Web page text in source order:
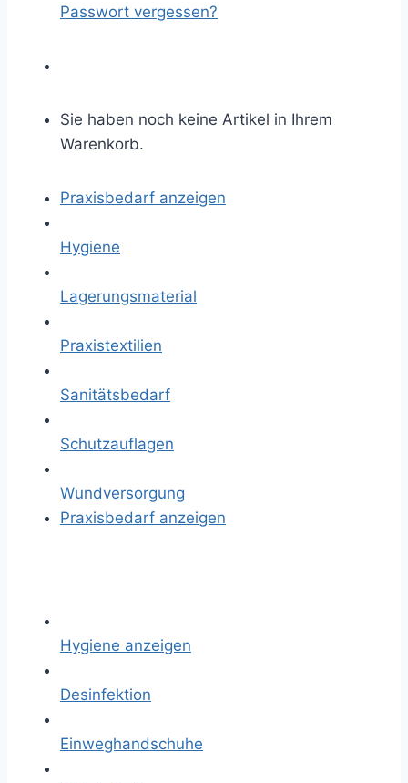
Passwort vergessen?
Sie haben noch keine Artikel in Ihrem
Warenkorb.
Praxisbedarf anzeigen
Hygiene
Lagerungsmaterial
Praxistextilien
Sanitätsbedarf
Schutzauflagen
Wundversorgung
Praxisbedarf anzeigen
Hygiene anzeigen
Desinfektion
Einweghandschuhe